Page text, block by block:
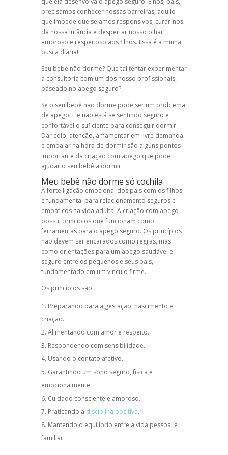
precisamos conhecer nossas barreiras, aquilo
que impede que sejamos responsivos, curar-nos
da nossa infância e despertar nosso olhar
amoroso e respeitoso aos filhos. Essa é a minha
busca diária!
Seu bebê não dorme? Que tal tentar experimentar
a consultoria com um dos nosso profissionais,
baseado no apego seguro?
Se o seu bebê não dorme pode ser um problema
de apego. Ele não está se sentindo seguro e
confortável o suficiente para conseguir dormir.
Dar colo, atenção, amamentar em livre demanda
e embalar na hora de dormir são alguns pontos
importante da criação com apego que pode
ajudar o seu bebê a dormir.
Meu bebê não dorme só cochila
A forte ligação emocional dos pais com os filhos
é fundamental para relacionamento seguros e
empáticos na vida adulta. A criação com apego
possui princípios que funcionam como
ferramentas para o apego seguro. Os princípios
não devem ser encarados como regras, mas
como orientações para um apego saudável e
seguro entre os pequenos e seus pais,
fundamentado em um vínculo firme.
Os princípios são:
Preparando para a gestação, nascimento e
criação.
Alimentando com amor e respeito.
Respondendo com sensibilidade.
Usando o contato afetivo.
Garantindo um sono seguro, física e
emocionalmente.
Cuidado consciente e amoroso.
Praticando a disciplina positiva.
Mantendo o equilíbrio entre a vida pessoal e
familiar.